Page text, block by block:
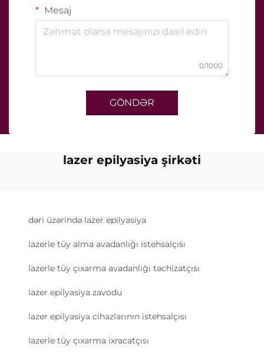
Mesaj
0/1000
GÖNDƏR
lazer epilyasiya şirkəti
dəri üzərində lazer epilyasiya
lazerle tüy alma avadanlığı istehsalçısı
lazerle tüy çıxarma avadanlığı təchizatçısı
lazer epilyasiya zavodu
lazer epilyasiya cihazlarının istehsalçısı
lazerle tüy çıxarma ixracatçısı